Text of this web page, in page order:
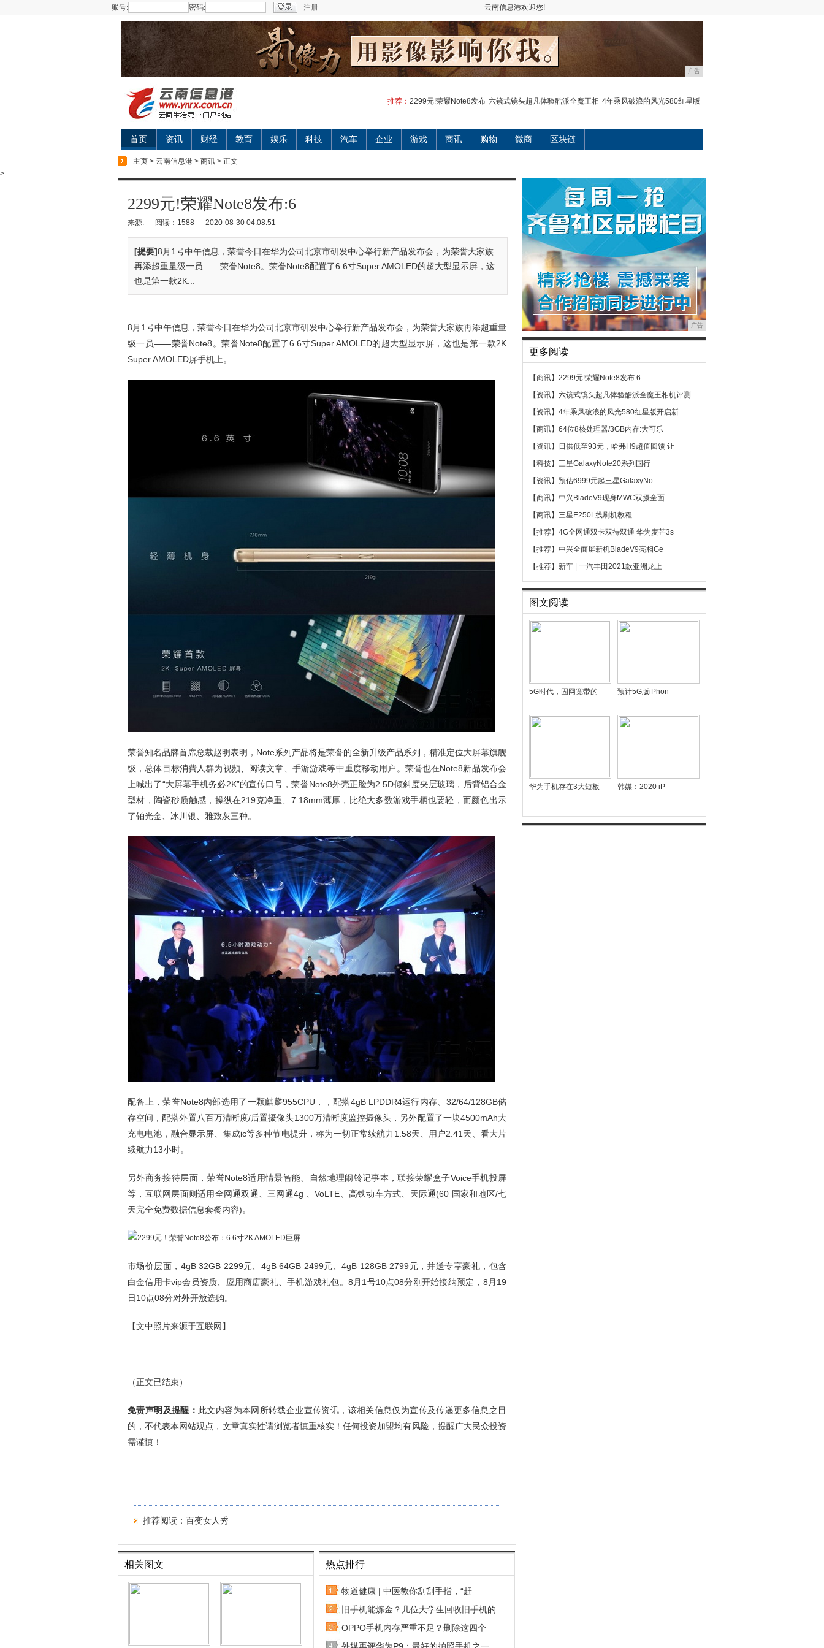
账号: 密码: 注册 云南信息港欢迎您!
广告
推荐： 2299元!荣耀Note8发布 六镜式镜头超凡体验酷派全魔王相 4年乘风破浪的风光580红星版
首页 资讯 财经 教育 娱乐 科技 汽车 企业 游戏 商讯 购物 微商 区块链
主页 > 云南信息港 > 商讯 > 正文
>
2299元!荣耀Note8发布:6
来源: 阅读：1588 2020-08-30 04:08:51
[提要]8月1号中午信息，荣誉今日在华为公司北京市研发中心举行新产品发布会，为荣誉大家族
再添超重量级一员——荣誉Note8。荣誉Note8配置了6.6寸Super AMOLED的超大型显示屏，这
也是第一款2K...
8月1号中午信息，荣誉今日在华为公司北京市研发中心举行新产品发布会，为荣誉大家族再添超重量
级一员——荣誉Note8。荣誉Note8配置了6.6寸Super AMOLED的超大型显示屏，这也是第一款2K
Super AMOLED屏手机上。
荣誉知名品牌首席总裁赵明表明，Note系列产品将是荣誉的全新升级产品系列，精准定位大屏幕旗舰
级，总体目标消費人群为视頻、阅读文章、手游游戏等中重度移动用户。荣誉也在Note8新品发布会
上喊出了“大屏幕手机务必2K”的宣传口号，荣誉Note8外壳正脸为2.5D倾斜度夹层玻璃，后背铝合金
型材，陶瓷砂质触感，操纵在219克净重、7.18mm薄厚，比绝大多数游戏手柄也要轻，而颜色出示
了铂光金、冰川银、雅致灰三种。
配备上，荣誉Note8內部选用了一颗麒麟955CPU，，配搭4gB LPDDR4运行内存、32/64/128GB储
存空间，配搭外置八百万清晰度/后置摄像头1300万清晰度监控摄像头，另外配置了一块4500mAh大
充电电池，融合显示屏、集成ic等多种节电提升，称为一切正常续航力1.58天、用户2.41天、看大片
续航力13小时。
另外商务接待层面，荣誉Note8适用情景智能、自然地理闹铃记事本，联接荣耀盒子Voice手机投屏
等，互联网层面则适用全网通双通、三网通4g 、VoLTE、高铁动车方式、天际通(60 国家和地区/七
天完全免费数据信息套餐内容)。
市场价层面，4gB 32GB 2299元、4gB 64GB 2499元、4gB 128GB 2799元，并送专享豪礼，包含
白金信用卡vip会员资质、应用商店豪礼、手机游戏礼包。8月1号10点08分刚开始接纳预定，8月19
日10点08分对外开放选购。
【文中照片来源于互联网】
（正文已结束）
免责声明及提醒： 此文内容为本网所转载企业宣传资讯，该相关信息仅为宣传及传递更多信息之目
的，不代表本网站观点，文章真实性请浏览者慎重核实！任何投资加盟均有风险，提醒广大民众投资
需谨慎！
推荐阅读： 百变女人秀
相关图文 热点排行
物道健康 | 中医教你刮刮手指，“赶
旧手机能炼金？几位大学生回收旧手机的
OPPO手机内存严重不足？删除这四个
广告
更多阅读
【商讯】 2299元!荣耀Note8发布:6
【资讯】 六镜式镜头超凡体验酷派全魔王相机评测
【资讯】 4年乘风破浪的风光580红星版开启新
【商讯】 64位8核处理器/3GB内存:大可乐
【资讯】
日供低至93元，哈弗H9超值回馈 让
【科技】 三星GalaxyNote20系列国行
【资讯】 预估6999元起三星GalaxyNo
【商讯】 中兴BladeV9现身MWC双摄全面
【商讯】 三星E250L线刷机教程
【推荐】 4G全网通双卡双待双通 华为麦芒3s
【推荐】 中兴全面屏新机BladeV9亮相Ge
【推荐】 新车 | 一汽丰田2021款亚洲龙上
图文阅读
5G时代，固网宽带的 预计5G版iPhon
华为手机存在3大短板 韩媒：2020 iP